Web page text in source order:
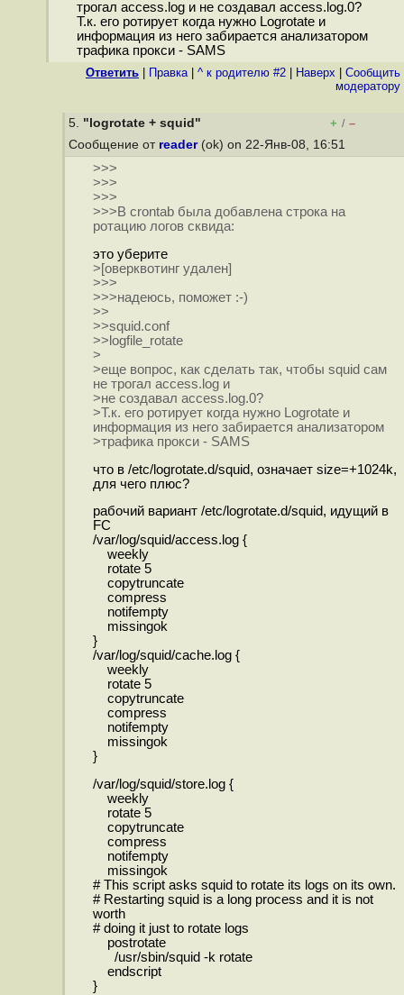
трогал access.log и не создавал access.log.0?
Т.к. его ротирует когда нужно Logrotate и
информация из него забирается анализатором
трафика прокси - SAMS
Ответить Правка| ^ к родителю #2 Наверх
Cообщить
модератору
5. "logrotate + squid" + / –
Сообщение от reader(ok) on 22-Янв-08, 16:51
>>>
>>>
>>>
>>>В crontab была добавлена строка на
ротацию логов сквида:
это уберите
>[оверквотинг удален]
>>>
>>>надеюсь, поможет :-)
>>
>>squid.conf
>>logfile_rotate
>
>еще вопрос, как сделать так, чтобы squid сам
не трогал access.log и
>не создавал access.log.0?
>Т.к. его ротирует когда нужно Logrotate и
информация из него забирается анализатором
>трафика прокси - SAMS
что в /etc/logrotate.d/squid, означает size=+1024k,
для чего плюс?
рабочий вариант /etc/logrotate.d/squid, идущий в
FC
/var/log/squid/access.log {
weekly
rotate 5
copytruncate
compress
notifempty
missingok
}
/var/log/squid/cache.log {
weekly
rotate 5
copytruncate
compress
notifempty
missingok
}
/var/log/squid/store.log {
weekly
rotate 5
copytruncate
compress
notifempty
missingok
# This script asks squid to rotate its logs on its own.
# Restarting squid is a long process and it is not
worth
# doing it just to rotate logs
postrotate
/usr/sbin/squid -k rotate
endscript
}